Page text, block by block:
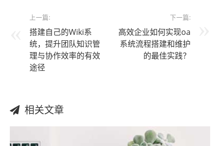
上一篇:
搭建自己的Wiki系
统，提升团队知识管
理与协作效率的有效
途径
下一篇:
高效企业如何实现oa
系统流程搭建和维护
的最佳实践？
相关文章